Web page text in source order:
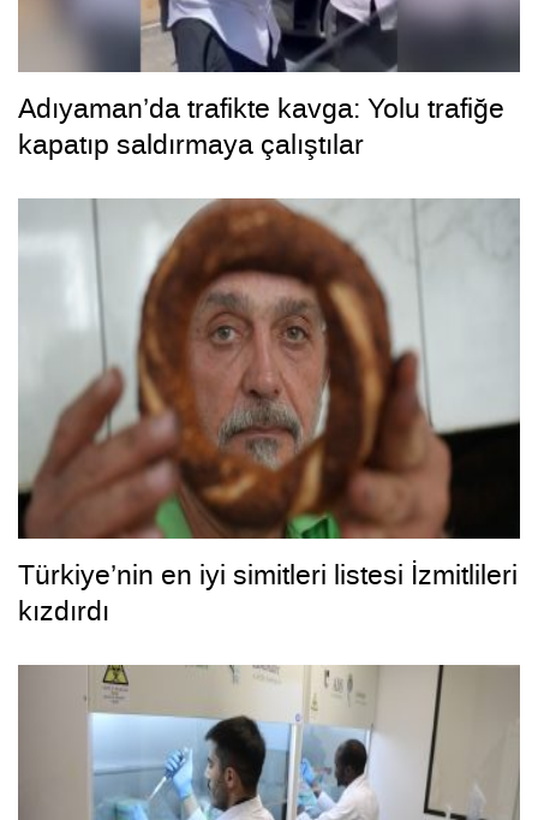
Adıyaman’da trafikte kavga: Yolu trafiğe
kapatıp saldırmaya çalıştılar
Türkiye’nin en iyi simitleri listesi İzmitlileri
kızdırdı